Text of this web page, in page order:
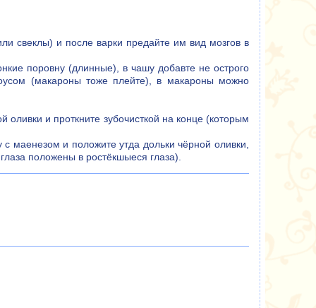
свеклы) и после варки предайте им вид мозгов в
поровну (длинные), в чашу добавте не острого
(макароны тоже плейте), в макароны можно
и проткните зубочисткой на конце (которым
маенезом и положите утда дольки чёрной оливки,
положены в ростёкшыеся глаза).